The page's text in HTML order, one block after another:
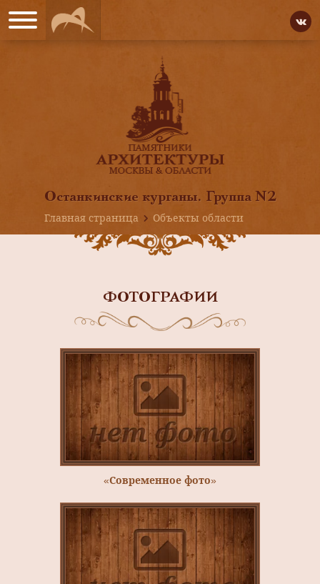
Останкинские курганы. Группа N2
Главная страница
Объекты области
ФОТОГРАФИИ
«Современное фото»